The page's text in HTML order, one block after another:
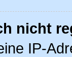
nicht
IP-